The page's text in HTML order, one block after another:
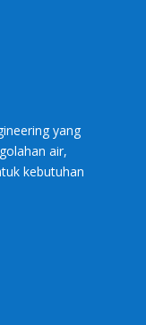
yang
air,
kebutuhan